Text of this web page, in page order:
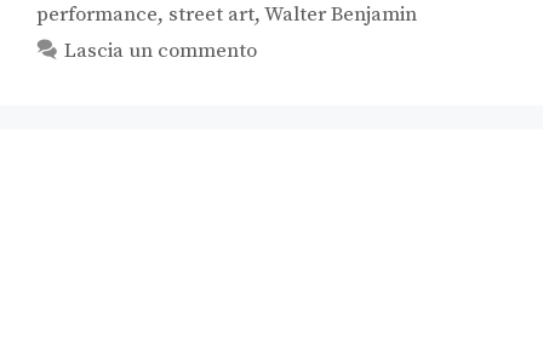
performance, street art,Walter Benjamin
Lascia un commento